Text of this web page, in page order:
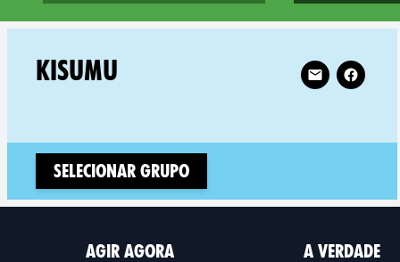
3 groups in Kenya
KISUMU Follow XR
Selecionar Grupo
AGIR AGORA A VERDADE